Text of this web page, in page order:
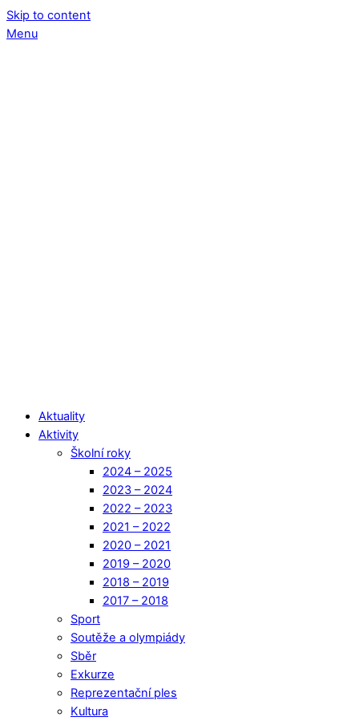
Skip to content
Menu
Aktuality
Aktivity
Školní roky
2024 – 2025
2023 – 2024
2022 – 2023
2021 – 2022
2020 – 2021
2019 – 2020
2018 – 2019
2017 – 2018
Sport
Soutěže a olympiády
Sběr
Exkurze
Reprezentační ples
Kultura